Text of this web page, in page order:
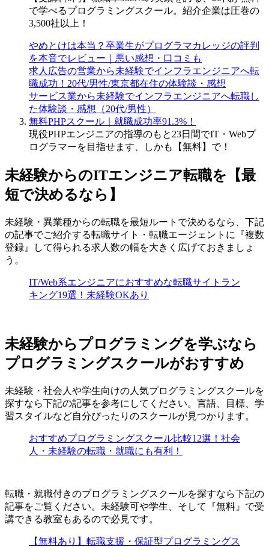
で学べるプログラミングスクール。紹介企業は圧巻の
3,500社以上！
やめとけは本当？卒業生がプログラマカレッジの評判
を本音でレビュー｜悪い感想・口コミも
求人広告の営業から未経験でインフラエンジニアへ転
職成功！20代/男性/東京都在住の体験談・感想
サービス業から未経験でインフラエンジニアへ転職し
た体験談・感想（20代/男性）
無料PHPスクール｜就職成功率91.3%！
現役PHPエンジニアの指導のもと23日間でIT・Webプ
ログラマーを目指せます、しかも【無料】で！
未経験からのITエンジニア転職を【最
短で決めるなら】
未経験・異業種からの転職を最短ルートで決めるなら、下記
の記事でご紹介する転職サイト・転職エージェントに
『複数
登録』して得られる求人数の幅を大きく広げておきましょ
う。
IT/Web系エンジニアにおすすめな転職サイトラン
キング19選！未経験OKあり
未経験からプログラミングを学ぶなら
プログラミングスクールがおすすめ
未経験・社会人や学生向けの人気プログラミングスクールを
探すなら下記の記事を参考にしてください。言語、目標、学
習スタイルなど自分ぴったりのスクールが見つかります。
おすすめプログラミングスクール比較12選！社会
人・未経験の転職・就職にも有利！
転職・就職付きのプログラミングスクールを探すなら下記の
記事をご覧ください。未経験可や学生、そして『無料』で受
講できる教室もあるので必見です。
【無料あり】転職支援・保証型プログラミングス